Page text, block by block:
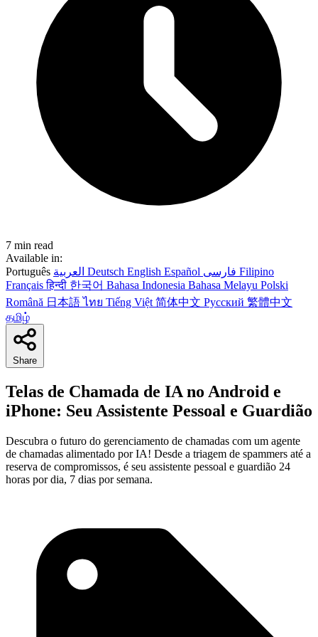
7 min read
Available in:
Português
Deutsch English Español
Filipino
Françaisहिन्दी 한국어 Bahasa Indonesia Bahasa Melayu Polski
Română 日本語ไทย Tiếng Việt 简体中文 Русский 繁體中文
தமிழ்
Share
Telas de Chamada de IA no Android e
iPhone: Seu Assistente Pessoal e Guardião
Descubra o futuro do gerenciamento de chamadas com um agente
de chamadas alimentado por IA! Desde a triagem de spammers até a
reserva de compromissos, é seu assistente pessoal e guardião 24
horas por dia, 7 dias por semana.